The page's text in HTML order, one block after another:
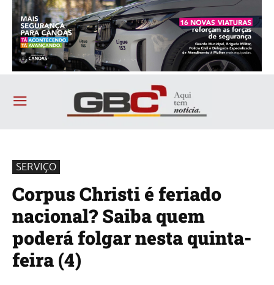
SERVIÇO
Corpus Christi é feriado
nacional? Saiba quem
poderá folgar nesta quinta-
feira (4)